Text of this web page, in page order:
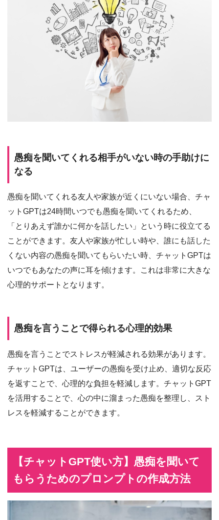
愚痴を聞いてくれる相手がいない時の手助けに
なる
愚痴を聞いてくれる友人や家族が近くにいない場合、チャ
ットGPTは24時間いつでも愚痴を聞いてくれるため、
「とりあえず誰かに何かを話したい」という時に役立てる
ことができます。友人や家族が忙しい時や、誰にも話した
くない内容の愚痴を聞いてもらいたい時、チャットGPTは
いつでもあなたの声に耳を傾けます。これは非常に大きな
心理的サポートとなります。
愚痴を言うことで得られる心理的効果
愚痴を言うことでストレスが軽減される効果があります。
チャットGPTは、ユーザーの愚痴を受け止め、適切な反応
を返すことで、心理的な負担を軽減します。チャットGPT
を活用することで、心の中に溜まった愚痴を整理し、スト
レスを軽減することができます。
【チャットGPT使い方】愚痴を聞いて
もらうためのプロンプトの作成方法